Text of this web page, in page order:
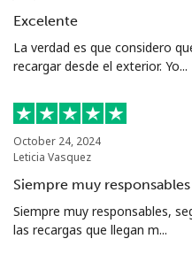
Excelente
La verdad es que considero
recargar desde el exterior. Yo...
October 24, 2024
Leticia Vasquez
Siempre muy responsables
Siempre muy responsables,
las recargas que llegan m...